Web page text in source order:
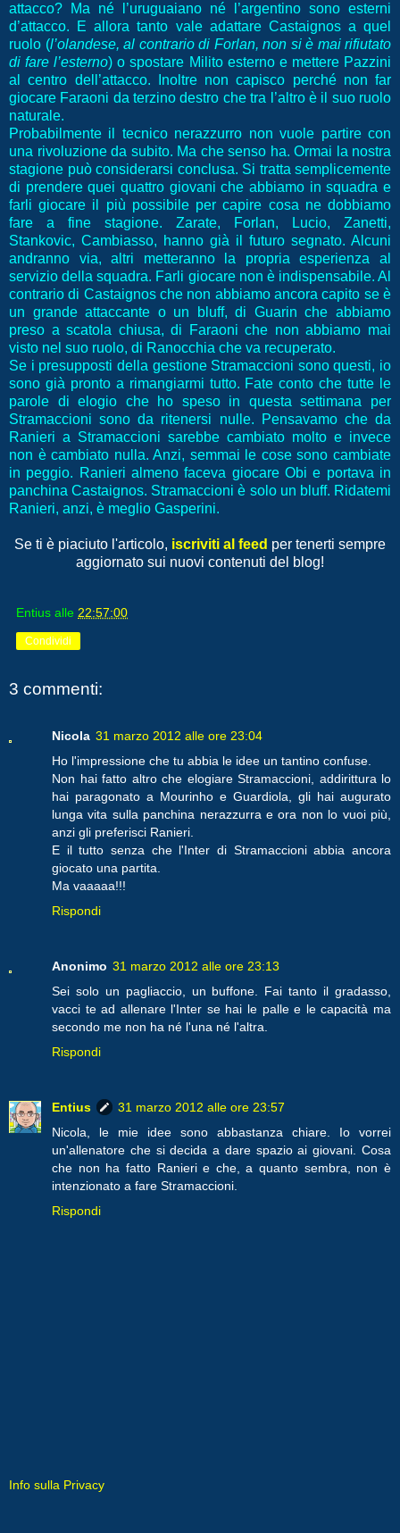
attacco? Ma né l’uruguaiano né l’argentino sono esterni
d’attacco. E allora tanto vale adattare Castaignos a quel
ruolo (l’olandese, al contrario di Forlan, non si è mai rifiutato
di fare l’esterno) o spostare Milito esterno e mettere Pazzini
al centro dell’attacco. Inoltre non capisco perché non far
giocare Faraoni da terzino destro che tra l’altro è il suo ruolo
naturale.
Probabilmente il tecnico nerazzurro non vuole partire con
una rivoluzione da subito. Ma che senso ha. Ormai la nostra
stagione può considerarsi conclusa. Si tratta semplicemente
di prendere quei quattro giovani che abbiamo in squadra e
farli giocare il più possibile per capire cosa ne dobbiamo
fare a fine stagione. Zarate, Forlan, Lucio, Zanetti,
Stankovic, Cambiasso, hanno già il futuro segnato. Alcuni
andranno via, altri metteranno la propria esperienza al
servizio della squadra. Farli giocare non è indispensabile. Al
contrario di Castaignos che non abbiamo ancora capito se è
un grande attaccante o un bluff, di Guarin che abbiamo
preso a scatola chiusa, di Faraoni che non abbiamo mai
visto nel suo ruolo, di Ranocchia che va recuperato.
Se i presupposti della gestione Stramaccioni sono questi, io
sono già pronto a rimangiarmi tutto. Fate conto che tutte le
parole di elogio che ho speso in questa settimana per
Stramaccioni sono da ritenersi nulle. Pensavamo che da
Ranieri a Stramaccioni sarebbe cambiato molto e invece
non è cambiato nulla. Anzi, semmai le cose sono cambiate
in peggio. Ranieri almeno faceva giocare Obi e portava in
panchina Castaignos. Stramaccioni è solo un bluff. Ridatemi
Ranieri, anzi, è meglio Gasperini.
Se ti è piaciuto l'articolo, iscriviti al feed per tenerti sempre
aggiornato sui nuovi contenuti del blog!
Entius alle 22:57:00
Condividi
3 commenti:
Nicola 31 marzo 2012 alle ore 23:04
Ho l'impressione che tu abbia le idee un tantino confuse.
Non hai fatto altro che elogiare Stramaccioni, addirittura lo
hai paragonato a Mourinho e Guardiola, gli hai augurato
lunga vita sulla panchina nerazzurra e ora non lo vuoi più,
anzi gli preferisci Ranieri.
E il tutto senza che l'Inter di Stramaccioni abbia ancora
giocato una partita.
Ma vaaaaa!!!
Rispondi
Anonimo 31 marzo 2012 alle ore 23:13
Sei solo un pagliaccio, un buffone. Fai tanto il gradasso,
vacci te ad allenare l'Inter se hai le palle e le capacità ma
secondo me non ha né l'una né l'altra.
Rispondi
Entius
31 marzo 2012 alle ore 23:57
Nicola, le mie idee sono abbastanza chiare. Io vorrei
un'allenatore che si decida a dare spazio ai giovani. Cosa
che non ha fatto Ranieri e che, a quanto sembra, non è
intenzionato a fare Stramaccioni.
Rispondi
Info sulla Privacy